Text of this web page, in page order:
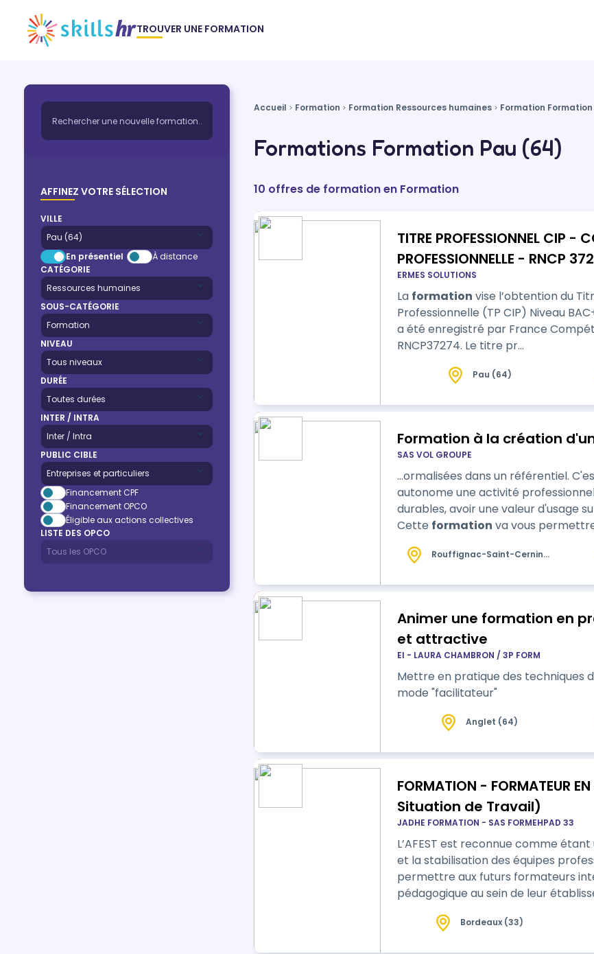
TROUVER UNE FORMATION
AFFINEZ VOTRE SÉLECTION
VILLE
En présentiel
À distance
CATÉGORIE
SOUS-CATÉGORIE
NIVEAU
DURÉE
INTER / INTRA
PUBLIC CIBLE
Financement CPF
Financement OPCO
Éligible aux actions collectives
LISTE DES OPCO
Accueil Formation Formation Ressources humaines Formation Formation
Formations Formation Pau (64)
10 offres de formation en Formation
TITRE PROFESSIONNEL CIP -
PROFESSIONNELLE - RNCP
ERMES SOLUTIONS
La formation vise l’obtention du
Professionnelle (TP CIP) Niveau BAC+2
a été enregistré par France
RNCP37274. Le titre pr…
Pau (64)
Formation à la création
SAS VOL GROUPE
…ormalisées dans un référentiel. C'est garantir la capacité à exercer de
autonome une activité
durables, avoir une valeur d'usage
Cette formation va vous
Rouffignac-Saint-Cernin-
Animer une formation en
et attractive
EI - LAURA CHAMBRON / 3P FORM
Mettre en pratique des techniques
mode "facilitateur"
Anglet (64)
FORMATION - FORMATEUR
Situation de Travail)
JADHE FORMATION - SAS FORMEHPAD 33
L’AFEST est reconnue comme
et la stabilisation des équipes
permettre aux futurs formateurs
pédagogique au sein de leur
personnes d…Bordeaux (33)